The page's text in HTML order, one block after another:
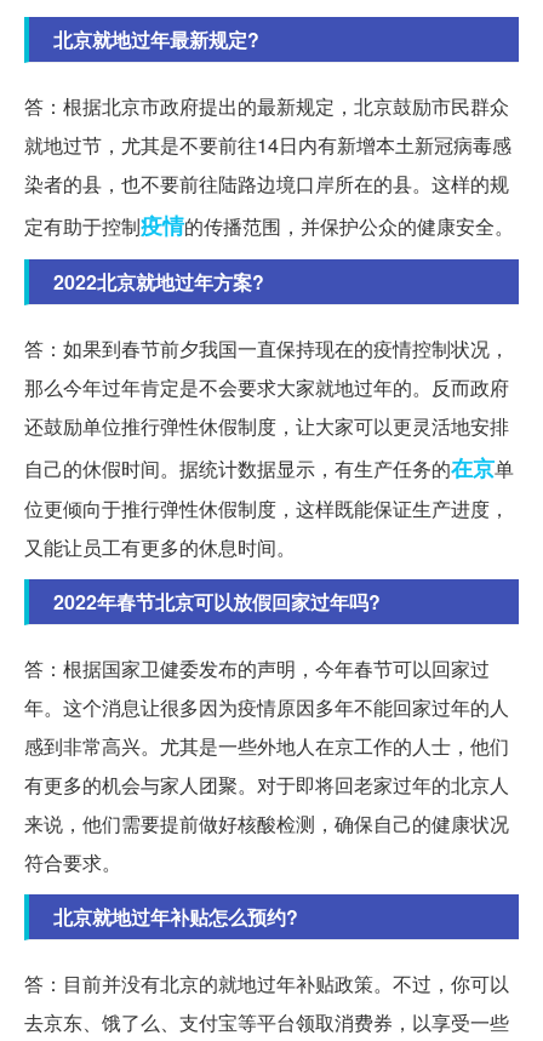
北京就地过年最新规定?
答：根据北京市政府提出的最新规定，北京鼓励市民群众
就地过节，尤其是不要前往14日内有新增本土新冠病毒感
染者的县，也不要前往陆路边境口岸所在的县。这样的规
定有助于控制疫情的传播范围，并保护公众的健康安全。
2022北京就地过年方案?
答：如果到春节前夕我国一直保持现在的疫情控制状况，
那么今年过年肯定是不会要求大家就地过年的。反而政府
还鼓励单位推行弹性休假制度，让大家可以更灵活地安排
自己的休假时间。据统计数据显示，有生产任务的在京单
位更倾向于推行弹性休假制度，这样既能保证生产进度，
又能让员工有更多的休息时间。
2022年春节北京可以放假回家过年吗?
答：根据国家卫健委发布的声明，今年春节可以回家过
年。这个消息让很多因为疫情原因多年不能回家过年的人
感到非常高兴。尤其是一些外地人在京工作的人士，他们
有更多的机会与家人团聚。对于即将回老家过年的北京人
来说，他们需要提前做好核酸检测，确保自己的健康状况
符合要求。
北京就地过年补贴怎么预约?
答：目前并没有北京的就地过年补贴政策。不过，你可以
去京东、饿了么、支付宝等平台领取消费券，以享受一些